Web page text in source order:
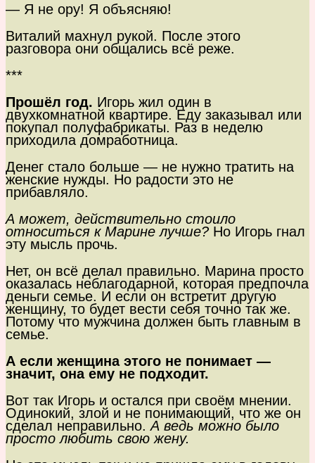
— Я не ору! Я объясняю!
Виталий махнул рукой. После этого
разговора они общались всё реже.
***
Прошёл год. Игорь жил один в
двухкомнатной квартире. Еду заказывал или
покупал полуфабрикаты. Раз в неделю
приходила домработница.
Денег стало больше — не нужно тратить на
женские нужды. Но радости это не
прибавляло.
А может, действительно стоило
относиться к Марине лучше? Но Игорь гнал
эту мысль прочь.
Нет, он всё делал правильно. Марина просто
оказалась неблагодарной, которая предпочла
деньги семье. И если он встретит другую
женщину, то будет вести себя точно так же.
Потому что мужчина должен быть главным в
семье.
А если женщина этого не понимает —
значит, она ему не подходит.
Вот так Игорь и остался при своём мнении.
Одинокий, злой и не понимающий, что же он
сделал неправильно.А ведь можно было
просто любить свою жену.